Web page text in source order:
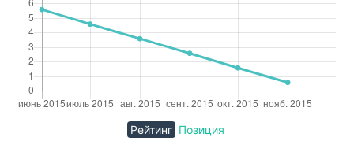
Рейтинг Позиция